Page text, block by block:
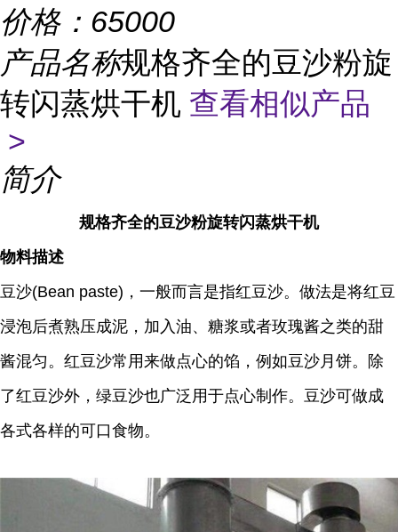
价格： 65000
产品名称规格齐全的豆沙粉旋
转闪蒸烘干机 查看相似产品
>
简介
规格齐全的豆沙粉旋转闪蒸烘干机
物料描述
豆沙(Bean paste)，一般而言是指红豆沙。做法是将红豆
浸泡后煮熟压成泥，加入油、糖浆或者玫瑰酱之类的甜
酱混匀。红豆沙常用来做点心的馅，例如豆沙月饼。除
了红豆沙外，绿豆沙也广泛用于点心制作。豆沙可做成
各式各样的可口食物。